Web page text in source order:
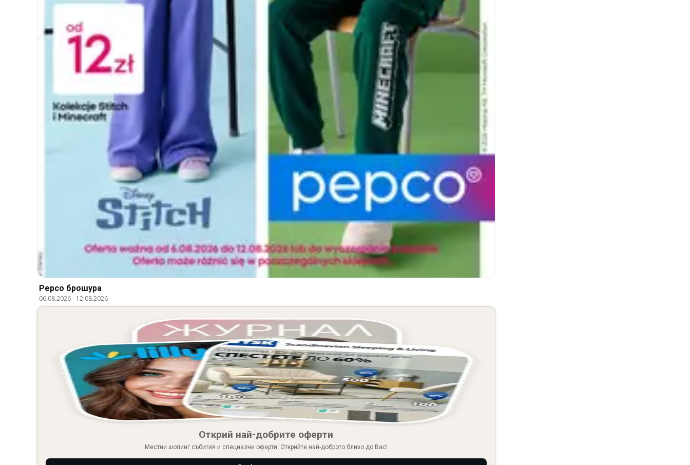
Pepco брошура
06.08.2026- 12.08.2026
Открий най-добрите оферти
Местни шопинг събития и специални оферти. Открийте най-доброто близо до Вас!